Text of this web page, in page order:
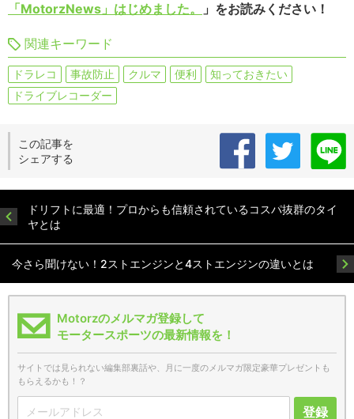
「MotorzNews」はじめました。
」をお読みください！
関連キーワード
ドラレコ 事故防止 クルマ 便利
知っておきたい
ドライブレコーダー
この記事を
シェアする
ドリフトに最適！プロからも信頼されているコスパ抜群のタイ
ヤとは
今さら聞けない！2ストエンジンと4ストエンジンの違いとは
Motorzのメルマガ登録して
モータースポーツの最新情報を！
サイトでは見られない編集部裏話や、月に一度のメルマガ限定豪華プレゼントも
もらえるかも！？
登録